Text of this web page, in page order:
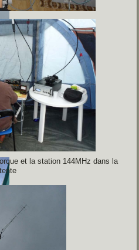
et la station 144MHz dans la
tente